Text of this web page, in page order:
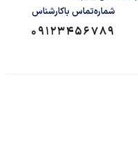
شماره‌تماس‌ با‌کارشناس
09123456789